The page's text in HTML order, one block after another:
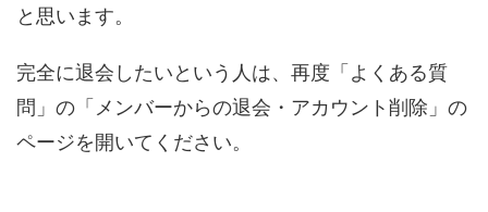
と思います。
完全に退会したいという人は、再度「よくある質
問」の「メンバーからの退会・アカウント削除」の
ページを開いてください。